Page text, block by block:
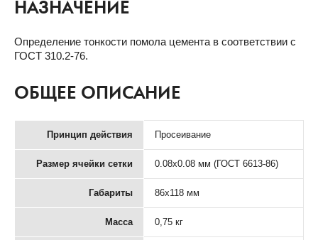
НАЗНАЧЕНИЕ
Определение тонкости помола цемента в соответствии с
ГОСТ 310.2-76.
ОБЩЕЕ ОПИСАНИЕ
Принцип действия Просеивание
Размер ячейки сетки 0.08х0.08 мм (ГОСТ 6613-86)
Габариты 86x118 мм
Масса 0,75 кг